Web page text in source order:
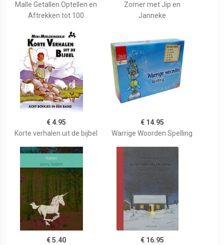
Malle Getallen Optellen en
Aftrekken tot 100
Zomer met Jip en
Janneke
€ 4.95
Korte verhalen uit de bijbel
€ 14.95
Warrige Woorden Spelling
€ 5.40
€ 16.95